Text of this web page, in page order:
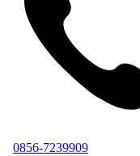
0856-7239909